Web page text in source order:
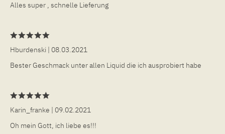
Alles super , schnelle Lieferung
Hburdenski | 08.03.2021
Bester Geschmack unter allen Liquid die ich ausprobiert habe
Karin_franke | 09.02.2021
Oh mein Gott, ich liebe es!!!